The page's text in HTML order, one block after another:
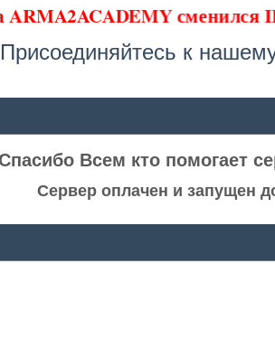
ARMA2ACADEMY сменился
Присоединяйтесь к
Всем кто помогает
Сервер оплачен и запущен